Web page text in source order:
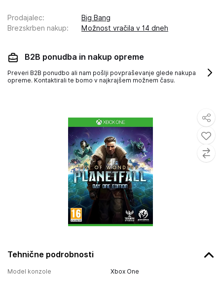
Tehnične podrobnosti
Model konzole
Xbox One
Prodajalec:
Big Bang
Brezskrben nakup: Možnost vračila v 14 dneh
B2B ponudba in nakup opreme
Preveri B2B ponudbo ali nam pošlji povpraševanje glede nakupa
opreme. Kontaktirali te bomo v najkrajšem možnem času.